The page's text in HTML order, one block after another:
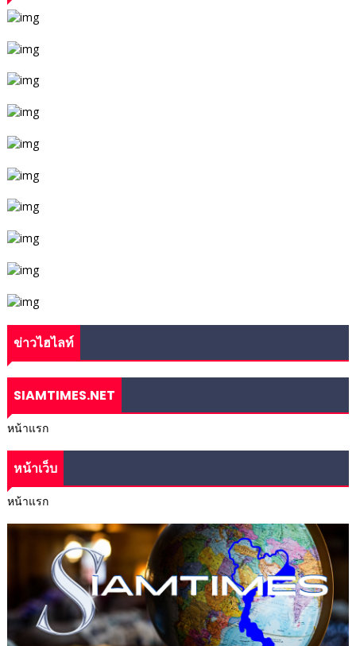
ข่าวไฮไลท์
SIAMTIMES.NET
หน้าแรก
หน้าเว็บ
หน้าแรก